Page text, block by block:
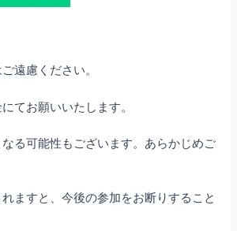
遠慮ください。
てお願いいたします。
る可能性もございます。あらかじめご
ますと、今後の参加をお断りすること